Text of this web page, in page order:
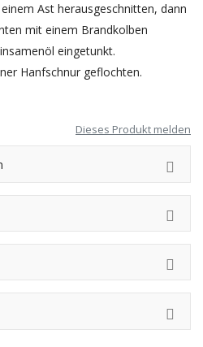
Ast herausgeschnitten, dann
mit einem Brandkolben
eingetunkt.
Hanfschnur geflochten.
Dieses Produkt melden